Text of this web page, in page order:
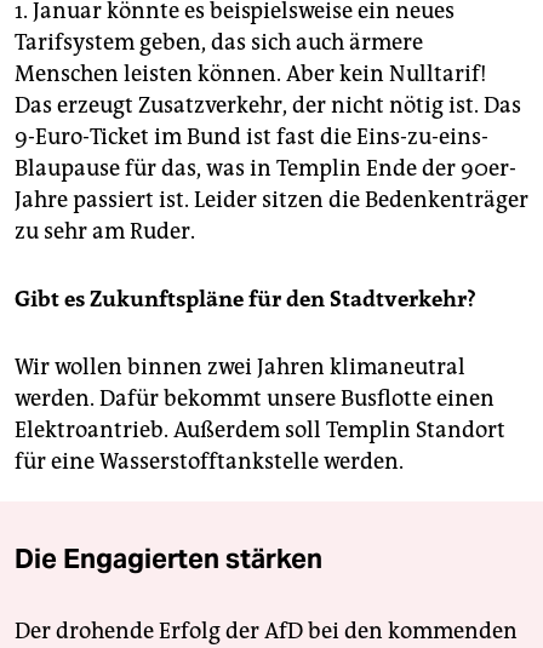
1. Januar könnte es beispielsweise ein neues
Tarifsystem geben, das sich auch ärmere
Menschen leisten können. Aber kein Nulltarif!
Das erzeugt Zusatzverkehr, der nicht nötig ist. Das
9-Euro-Ticket im Bund ist fast die Eins-zu-eins-
Blaupause für das, was in Templin Ende der 90er-
Jahre passiert ist. Leider sitzen die ­Bedenkenträger
zu sehr am Ruder.
Gibt es Zukunftspläne für den Stadtverkehr?
Wir wollen binnen zwei Jahren klimaneutral
werden. Dafür bekommt unsere Busflotte einen
Elektroantrieb. Außerdem soll Templin Standort
für eine Wasserstofftankstelle werden.
Die Engagierten stärken
Der drohende Erfolg der AfD bei den kommenden